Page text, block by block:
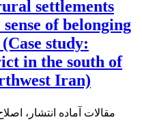
settlements
of belonging
study:
in the south of
Iran)
مقالات آماده انتشار،